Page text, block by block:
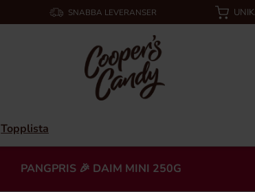
SNABBA LEVERANSER
Topplista
PANGPRIS 🎉 DAIM MINI 250G